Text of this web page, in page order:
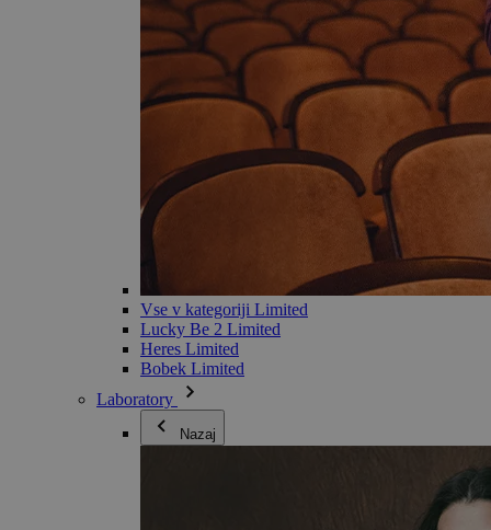
Vse v kategoriji Limited
Lucky Be 2 Limited
Heres Limited
Bobek Limited
Laboratory
Nazaj